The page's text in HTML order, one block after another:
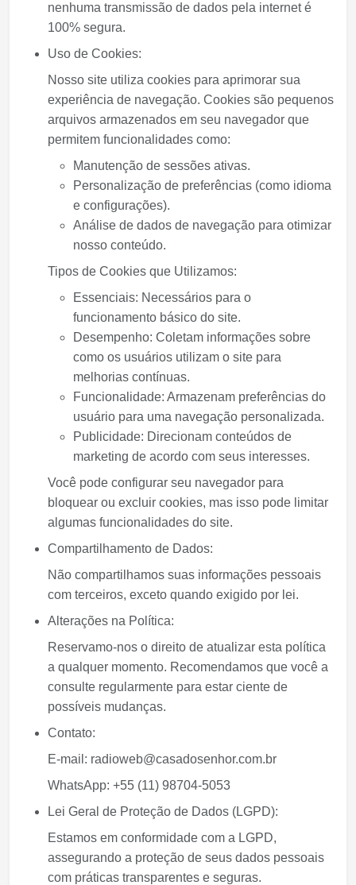
nenhuma transmissão de dados pela internet é
100% segura.
Uso de Cookies:
Nosso site utiliza cookies para aprimorar sua
experiência de navegação. Cookies são pequenos
arquivos armazenados em seu navegador que
permitem funcionalidades como:
Manutenção de sessões ativas.
Personalização de preferências (como idioma
e configurações).
Análise de dados de navegação para otimizar
nosso conteúdo.
Tipos de Cookies que Utilizamos:
Essenciais: Necessários para o
funcionamento básico do site.
Desempenho: Coletam informações sobre
como os usuários utilizam o site para
melhorias contínuas.
Funcionalidade: Armazenam preferências do
usuário para uma navegação personalizada.
Publicidade: Direcionam conteúdos de
marketing de acordo com seus interesses.
Você pode configurar seu navegador para
bloquear ou excluir cookies, mas isso pode limitar
algumas funcionalidades do site.
Compartilhamento de Dados:
Não compartilhamos suas informações pessoais
com terceiros, exceto quando exigido por lei.
Alterações na Política:
Reservamo-nos o direito de atualizar esta política
a qualquer momento. Recomendamos que você a
consulte regularmente para estar ciente de
possíveis mudanças.
Contato:
E-mail: radioweb@casadosenhor.com.br
WhatsApp: +55 (11) 98704-5053
Lei Geral de Proteção de Dados (LGPD):
Estamos em conformidade com a LGPD,
assegurando a proteção de seus dados pessoais
com práticas transparentes e seguras.